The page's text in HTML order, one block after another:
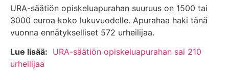
URA-säätiön opiskeluapurahan suuruus on 1500 tai
3000 euroa koko lukuvuodelle. Apurahaa haki tänä
vuonna ennätykselliset 572 urheilijaa.
Lue lisää: URA-säätiön opiskeluapurahan sai 210
urheilijaa